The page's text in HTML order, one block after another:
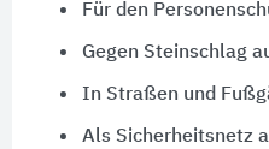
Für den
Gegen Steinschlag
In Straßen und
Als Sicherheitsnetz